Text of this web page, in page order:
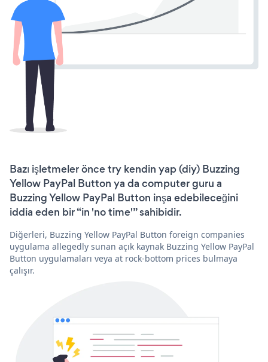
Bazı işletmeler önce try kendin yap (diy) Buzzing
Yellow PayPal Button ya da computer guru a
Buzzing Yellow PayPal Button inşa edebileceğini
iddia eden bir “in 'no time'” sahibidir.
Diğerleri, Buzzing Yellow PayPal Button foreign companies
uygulama allegedly sunan açık kaynak Buzzing Yellow PayPal
Button uygulamaları veya at rock-bottom prices bulmaya
çalışır.